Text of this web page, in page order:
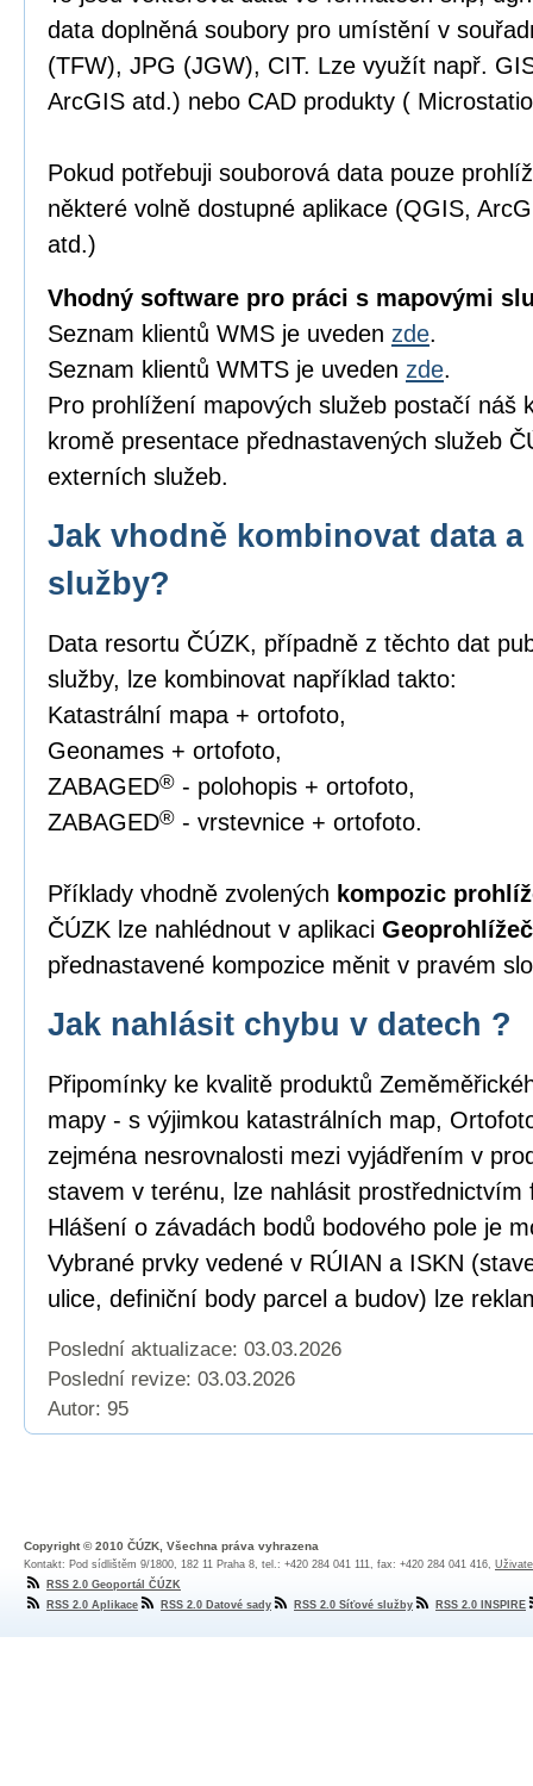
data doplněná soubory pro umístění v
(TFW), JPG (JGW), CIT. Lze využít např.
ArcGIS atd.) nebo CAD produkty (
Pokud potřebuji souborová data pouze
některé volně dostupné aplikace (QGIS,
atd.)
Vhodný software pro práci s mapovými
Seznam klientů WMS je uveden zde.
Seznam klientů WMTS je uveden zde.
Pro prohlížení mapových služeb postačí náš
kromě presentace přednastavených služeb
externích služeb.
Jak vhodně kombinovat data
služby?
Data resortu ČÚZK, případně z těchto dat
služby, lze kombinovat například takto:
Katastrální mapa + ortofoto,
Geonames + ortofoto,
ZABAGED® - polohopis + ortofoto,
ZABAGED® - vrstevnice + ortofoto.
Příklady vhodně zvolených kompozic
ČÚZK lze nahlédnout v aplikaci Geoprohlížeč
přednastavené kompozice měnit v pravém
Jak nahlásit chybu v datech ?
Připomínky ke kvalitě produktů
mapy - s výjimkou katastrálních map,
zejména nesrovnalosti mezi vyjádřením v
stavem v terénu, lze nahlásit
Hlášení o závadách bodů bodového pole je
Vybrané prvky vedené v RÚIAN a ISKN
ulice, definiční body parcel a budov) lze
Poslední aktualizace: 03.03.2026
Poslední revize: 03.03.2026
Autor: 95
Copyright © 2010 ČÚZK, Všechna práva vyhrazena
Kontakt: Pod sídlištěm 9/1800, 182 11 Praha 8, tel.: +420 284 041 111, fax: +420 284 041 416,
RSS 2.0 Geoportál ČÚZK
RSS 2.0 Aplikace
RSS 2.0 Datové sady RSS 2.0 Síťové služby RSS 2.0 INSPIRE